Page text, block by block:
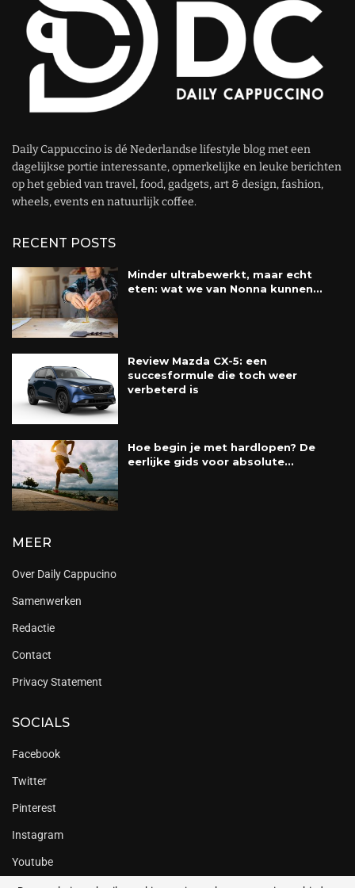
Daily Cappuccino is dé Nederlandse lifestyle blog met een
dagelijkse portie interessante, opmerkelijke en leuke berichten
op het gebied van travel, food, gadgets, art & design, fashion,
wheels, events en natuurlijk coffee.
RECENT POSTS
Minder ultrabewerkt, maar echt
eten: wat we van Nonna kunnen...
Review Mazda CX-5: een
succesformule die toch weer
verbeterd is
Hoe begin je met hardlopen? De
eerlijke gids voor absolute...
MEER
Over Daily Cappucino
Samenwerken
Redactie
Contact
Privacy Statement
SOCIALS
Facebook
Twitter
Pinterest
Instagram
Youtube